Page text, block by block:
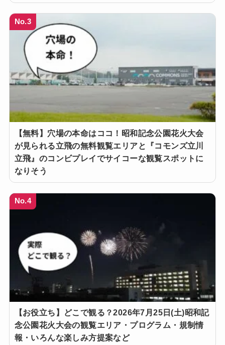
No.3
【無料】穴場の本命はココ！昭和記念公園花火大会
が見られる立飛の無料観覧エリアと『コモンズ立川
立飛』のコンビプレイでサイコーな観覧スポットに
なりそう
No.4
【お役立ち】どこで観る？2026年7月25日(土)昭和記
念公園花火大会の観覧エリア・プログラム・規制情
報・いろんな楽しみ方提案など